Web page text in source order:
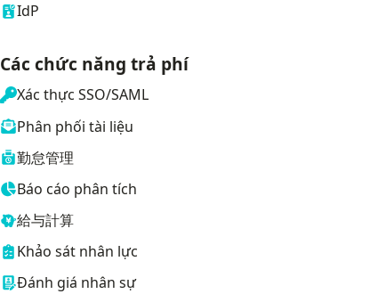
IdP
Các chức năng trả phí
Xác thực SSO/SAML
Phân phối tài liệu
勤怠管理
Báo cáo phân tích
給与計算
Khảo sát nhân lực
Đánh giá nhân sự